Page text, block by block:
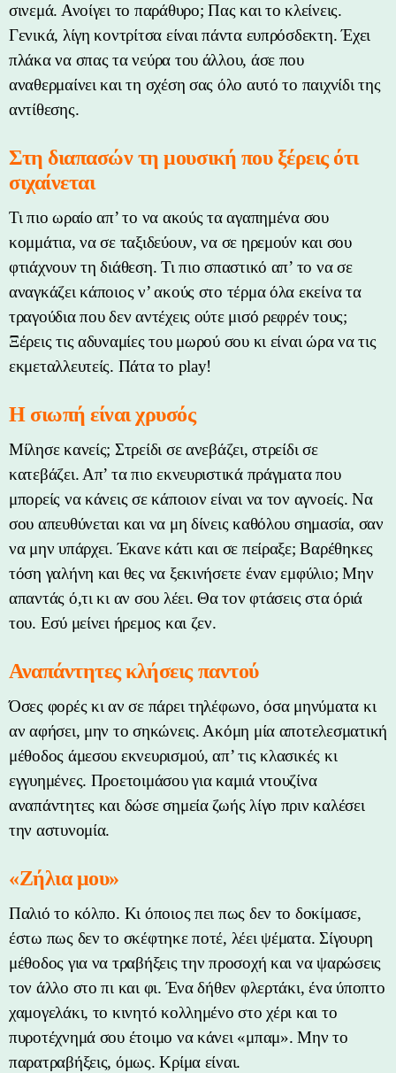
σινεμά. Ανοίγει το παράθυρο; Πας και το κλείνεις.
Γενικά, λίγη κοντρίτσα είναι πάντα ευπρόσδεκτη. Έχει
πλάκα να σπας τα νεύρα του άλλου, άσε που
αναθερμαίνει και τη σχέση σας όλο αυτό το παιχνίδι της
αντίθεσης.
Στη διαπασών τη μουσική που ξέρεις ότι
σιχαίνεται
Τι πιο ωραίο απ’ το να ακούς τα αγαπημένα σου
κομμάτια, να σε ταξιδεύουν, να σε ηρεμούν και σου
φτιάχνουν τη διάθεση. Τι πιο σπαστικό απ’ το να σε
αναγκάζει κάποιος ν’ ακούς στο τέρμα όλα εκείνα τα
τραγούδια που δεν αντέχεις ούτε μισό ρεφρέν τους;
Ξέρεις τις αδυναμίες του μωρού σου κι είναι ώρα να τις
εκμεταλλευτείς. Πάτα το play!
Η σιωπή είναι χρυσός
Μίλησε κανείς; Στρείδι σε ανεβάζει, στρείδι σε
κατεβάζει. Απ’ τα πιο εκνευριστικά πράγματα που
μπορείς να κάνεις σε κάποιον είναι να τον αγνοείς. Να
σου απευθύνεται και να μη δίνεις καθόλου σημασία, σαν
να μην υπάρχει. Έκανε κάτι και σε πείραξε; Βαρέθηκες
τόση γαλήνη και θες να ξεκινήσετε έναν εμφύλιο; Μην
απαντάς ό,τι κι αν σου λέει. Θα τον φτάσεις στα όριά
του. Εσύ μείνει ήρεμος και ζεν.
Αναπάντητες κλήσεις παντού
Όσες φορές κι αν σε πάρει τηλέφωνο, όσα μηνύματα κι
αν αφήσει, μην το σηκώνεις. Ακόμη μία αποτελεσματική
μέθοδος άμεσου εκνευρισμού, απ’ τις κλασικές κι
εγγυημένες. Προετοιμάσου για καμιά ντουζίνα
αναπάντητες και δώσε σημεία ζωής λίγο πριν καλέσει
την αστυνομία.
«Ζήλια μου»
Παλιό το κόλπο. Κι όποιος πει πως δεν το δοκίμασε,
έστω πως δεν το σκέφτηκε ποτέ, λέει ψέματα. Σίγουρη
μέθοδος για να τραβήξεις την προσοχή και να ψαρώσεις
τον άλλο στο πι και φι. Ένα δήθεν φλερτάκι, ένα ύποπτο
χαμογελάκι, το κινητό κολλημένο στο χέρι και το
πυροτέχνημά σου έτοιμο να κάνει «μπαμ». Μην το
παρατραβήξεις, όμως. Κρίμα είναι.